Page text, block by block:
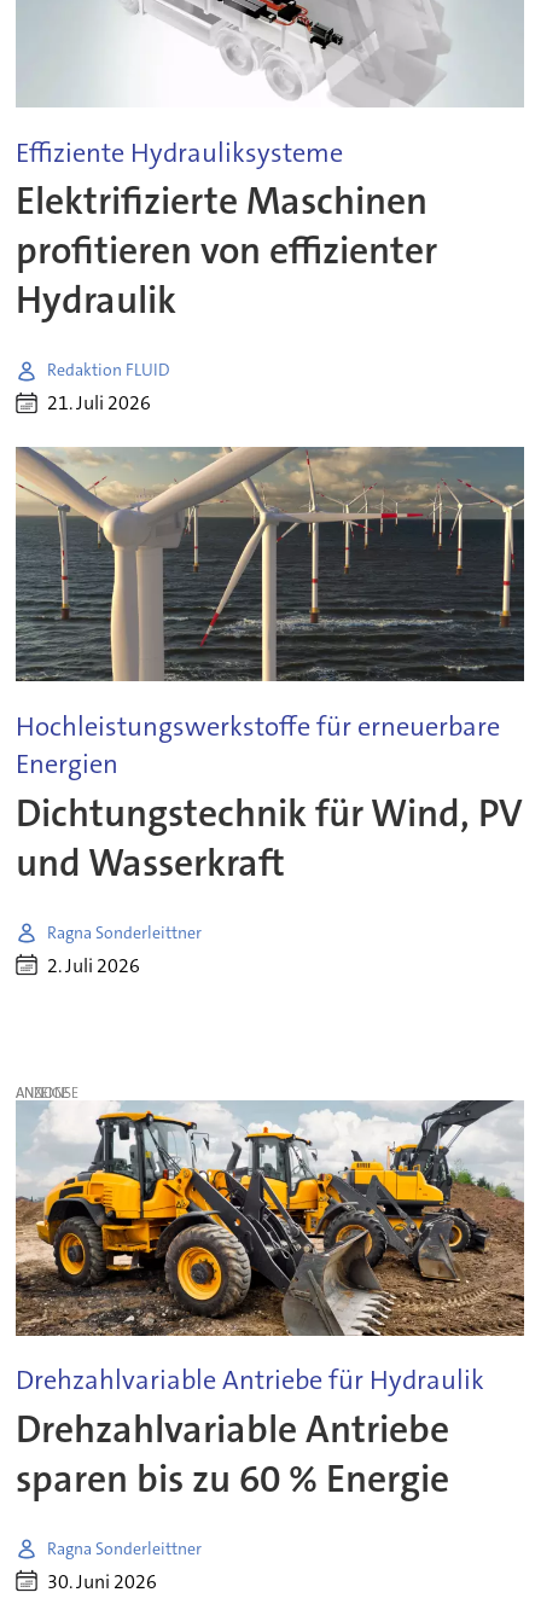
Effiziente Hydrauliksysteme
Elektrifizierte Maschinen
profitieren von effizienter
Hydraulik
Redaktion FLUID
21. Juli 2026
Hochleistungswerkstoffe für erneuerbare
Energien
Dichtungstechnik für Wind, PV
und Wasserkraft
Ragna Sonderleittner
2. Juli 2026
ANZEIGE
Drehzahlvariable Antriebe für Hydraulik
Drehzahlvariable Antriebe
sparen bis zu 60 % Energie
Ragna Sonderleittner
30. Juni 2026